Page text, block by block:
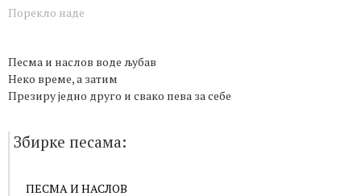
Порекло наде
Песма и наслов воде љубав
Неко време, а затим
Презиру једно друго и свако пева за себе
Збирке песама:
ПЕСМА И НАСЛОВ